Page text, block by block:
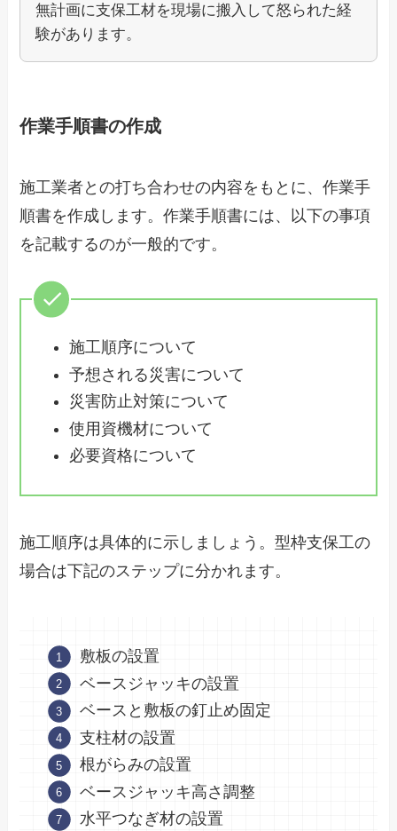
無計画に支保工材を現場に搬入して怒られた経
験があります。
作業手順書の作成
施工業者との打ち合わせの内容をもとに、作業手
順書を作成します。作業手順書には、以下の事項
を記載するのが一般的です。
施工順序について
予想される災害について
災害防止対策について
使用資機材について
必要資格について
施工順序は具体的に示しましょう。型枠支保工の
場合は下記のステップに分かれます。
敷板の設置
ベースジャッキの設置
ベースと敷板の釘止め固定
支柱材の設置
根がらみの設置
ベースジャッキ高さ調整
水平つなぎ材の設置